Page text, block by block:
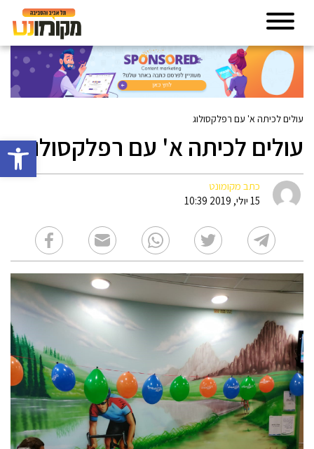
פתח
עולים לכיתה א' עם רפלקסולוג
עולים לכיתה א' עם רפלקסולוג
כתב מקומונט
15 יולי, 2019 10:39